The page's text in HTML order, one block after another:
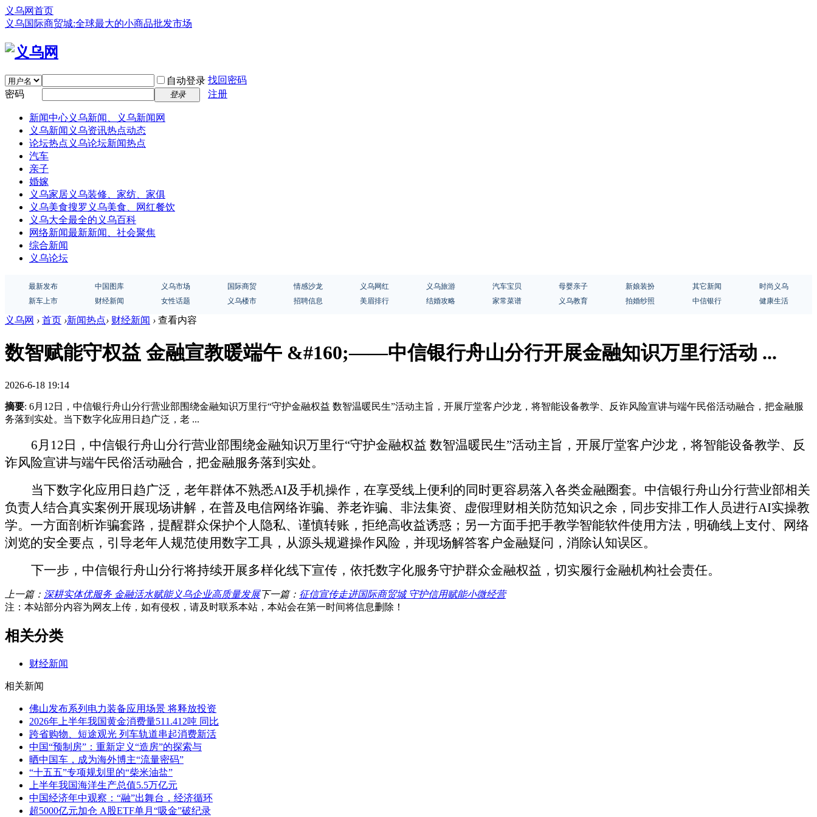
义乌网首页
义乌国际商贸城:全球最大的小商品批发市场
自动登录 找回密码
密码
登录 注册
新闻中心义乌新闻、义乌新闻网
义乌新闻 义乌资讯热点动态
论坛热点 义乌论坛新闻热点
汽车
亲子
婚嫁
义乌家居义乌装修、家纺、家俱
义乌美食搜罗义乌美食、网红餐饮
义乌大全最全的义乌百科
网络新闻最新新闻、社会聚焦
综合新闻
义乌论坛
最新发布 中国图库 义乌市场 国际商贸 情感沙龙 义乌网红 义乌旅游 汽车宝贝 母婴亲子 新娘装扮 其它新闻
时尚义乌
新车上市
财经新闻 女性话题 义乌楼市 招聘信息 美眉排行 结婚攻略 家常菜谱 义乌教育 拍婚纱照 中信银行 健康生活
义乌网 › 首页 ›新闻热点› 财经新闻 › 查看内容
数智赋能守权益 金融宣教暖端午 &#160;——中信银行舟山分行开展金融知识万里行活动 ...
2026-6-18 19:14
摘要: 6月12日，中信银行舟山分行营业部围绕金融知识万里行“守护金融权益 数智温暖民生”活动主旨，开展厅堂客户沙龙，将智能设备教学、反诈风险宣讲与端午民俗活动融合，把金融服
务落到实处。当下数字化应用日趋广泛，老 ...
6月12日，中信银行舟山分行营业部围绕金融知识万里行“守护金融权益 数智温暖民生”活动主旨，开展厅堂客户沙龙，将智能设备教学、反
诈风险宣讲与端午民俗活动融合，把金融服务落到实处。
当下数字化应用日趋广泛，老年群体不熟悉AI及手机操作，在享受线上便利的同时更容易落入各类金融圈套。中信银行舟山分行营业部相关
负责人结合真实案例开展现场讲解，在普及电信网络诈骗、养老诈骗、非法集资、虚假理财相关防范知识之余，同步安排工作人员进行AI实操教
学。一方面剖析诈骗套路，提醒群众保护个人隐私、谨慎转账，拒绝高收益诱惑；另一方面手把手教学智能软件使用方法，明确线上支付、网络
浏览的安全要点，引导老年人规范使用数字工具，从源头规避操作风险，并现场解答客户金融疑问，消除认知误区。
下一步，中信银行舟山分行将持续开展多样化线下宣传，依托数字化服务守护群众金融权益，切实履行金融机构社会责任。
上一篇： 深耕实体优服务 金融活水赋能义乌企业高质量发展下一篇： 征信宣传走进国际商贸城 守护信用赋能小微经营
注：本站部分内容为网友上传，如有侵权，请及时联系本站，本站会在第一时间将信息删除！
相关分类
财经新闻
相关新闻
佛山发布系列电力装备应用场景 将释放投资
2026年上半年我国黄金消费量511.412吨 同比
跨省购物、短途观光 列车轨道串起消费新活
中国“预制房”：重新定义“造房”的探索与
晒中国车，成为海外博主“流量密码”
“十五五”专项规划里的“柴米油盐”
上半年我国海洋生产总值5.5万亿元
中国经济年中观察：“融”出舞台，经济循环
超5000亿元加仓 A股ETF单月“吸金”破纪录